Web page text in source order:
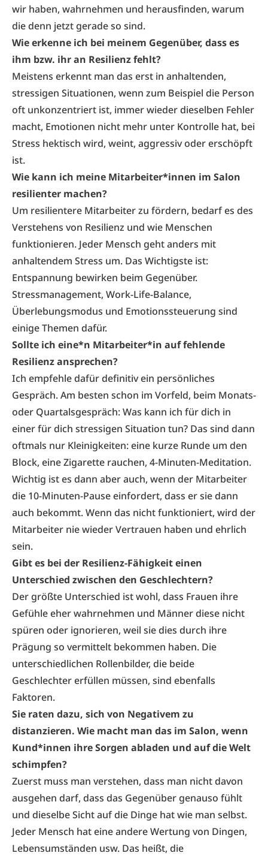
wir haben, wahrnehmen und herausfinden, warum
die denn jetzt gerade so sind.
Wie erkenne ich bei meinem Gegenüber, dass es
ihm bzw. ihr an Resilienzfehlt?
Meistens erkennt man das erst in anhaltenden,
stressigen Situationen, wenn zum Beispiel die Person
oft unkonzentriert ist, immer wieder dieselben Fehler
macht, Emotionen nicht mehr unter Kontrolle hat, bei
Stress hektisch wird, weint, aggressiv oder erschöpft
ist.
Wie kann ich meine Mitarbeiter*innen im Salon
resilienter machen?
Um resilientere Mitarbeiter zu fördern, bedarf es des
Verstehens von Resilienz und wie Menschen
funktionieren. Jeder Mensch geht anders mit
anhaltendem Stress um. Das Wichtigste ist:
Entspannung bewirken beim Gegenüber.
Stressmanagement, Work-Life-Balance,
Überlebungsmodus und Emotionssteuerung sind
einige Themen dafür.
Sollte ich eine*n Mitarbeiter*in auffehlende
Resilienz ansprechen?
Ich empfehle dafür definitiv ein persönliches
Gespräch. Am besten schon im Vorfeld, beim Monats-
oder Quartalsgespräch: Was kann ich für dich in
einer für dich stressigen Situation tun? Das sind dann
oftmals nur Kleinigkeiten: eine kurze Runde um den
Block, eine Zigarette rauchen, 4-Minuten-Meditation.
Wichtig ist es dann aber auch, wenn der Mitarbeiter
die 10-Minuten-Pause einfordert, dass er sie dann
auch bekommt. Wenn das nicht funktioniert, wird der
Mitarbeiter nie wieder Vertrauen haben und ehrlich
sein.
Gibt es bei der Resilienz-Fähigkeiteinen
Unterschied zwischen den Geschlechtern?
Der größte Unterschied ist wohl, dass Frauen ihre
Gefühle eher wahrnehmen und Männer diese nicht
spüren oder ignorieren, weil sie dies durch ihre
Prägung so vermittelt bekommen haben. Die
unterschiedlichen Rollenbilder, die beide
Geschlechter erfüllen müssen, sind ebenfalls
Faktoren.
Sie raten dazu, sich von Negativem zu
distanzieren. Wie macht man das im Salon, wenn
Kund*innen ihre Sorgen abladen und auf die Welt
schimpfen?
Zuerst muss man verstehen, dass man nicht davon
ausgehen darf, dass das Gegenüber genauso fühlt
und dieselbe Sicht auf die Dinge hat wie man selbst.
Jeder Mensch hat eine andere Wertung von Dingen,
Lebensumständen usw. Das heißt, die